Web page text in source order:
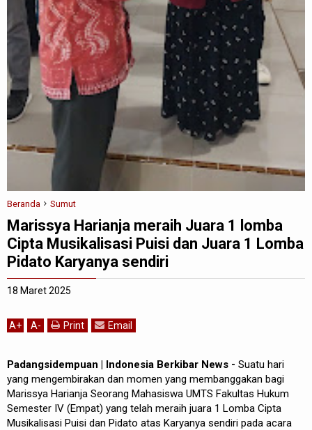
Beranda Sumut
Marissya Harianja meraih Juara 1 lomba
Cipta Musikalisasi Puisi dan Juara 1 Lomba
Pidato Karyanya sendiri
18 Maret 2025
A+ A- Print Email
Padangsidempuan | Indonesia Berkibar News - Suatu hari
yang mengembirakan dan momen yang membanggakan bagi
Marissya Harianja Seorang Mahasiswa UMTS Fakultas Hukum
Semester IV (Empat) yang telah meraih juara 1 Lomba Cipta
Musikalisasi Puisi dan Pidato atas Karyanya sendiri pada acara